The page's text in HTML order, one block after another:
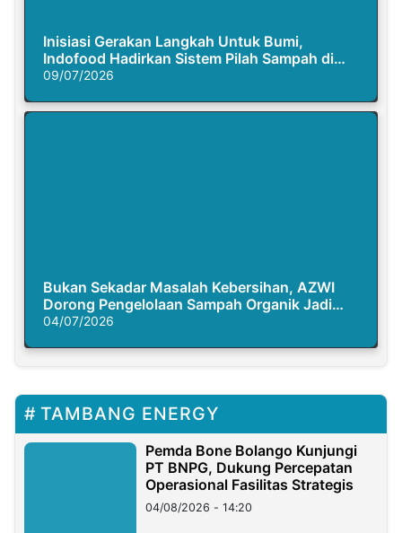
Inisiasi Gerakan Langkah Untuk Bumi,
Indofood Hadirkan Sistem Pilah Sampah di
Semasa Piknik
09/07/2026
Bukan Sekadar Masalah Kebersihan, AZWI
Dorong Pengelolaan Sampah Organik Jadi
Solusi Krisis Iklim
04/07/2026
TAMBANG ENERGY
Pemda Bone Bolango Kunjungi
PT BNPG, Dukung Percepatan
Operasional Fasilitas Strategis
04/08/2026 - 14:20